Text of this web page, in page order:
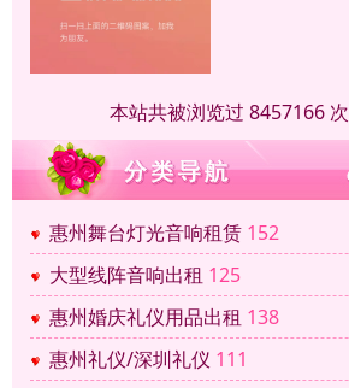
本站共被浏览过 8457166 次
惠州舞台灯光音响租赁 152
大型线阵音响出租 125
惠州婚庆礼仪用品出租 138
惠州礼仪/深圳礼仪 111